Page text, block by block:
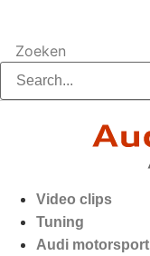
Zoeken
Video clips
Tuning
Audi motorsport